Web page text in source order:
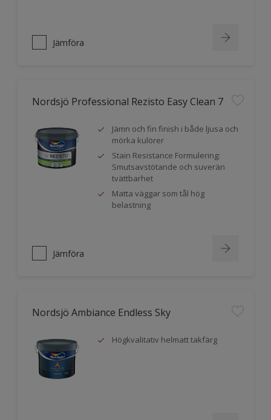
Jämföra
Nordsjö Professional Rezisto Easy Clean 7
Jämn och fin finish i både ljusa och
mörka kulörer
Stain Resistance Formulering:
Smutsavstötande och suverän
tvättbarhet
Matta väggar som tål hög
belastning
Jämföra
Nordsjö Ambiance Endless Sky
Högkvalitativ helmatt takfärg